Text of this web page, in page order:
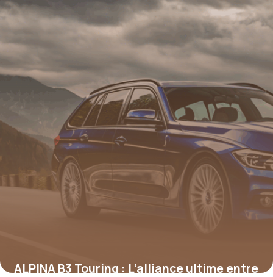
16 juin 2026
ALPINA B3 Touring : L’alliance ultime entre